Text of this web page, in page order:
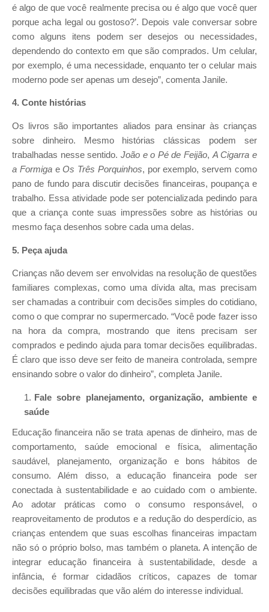
é algo de que você realmente precisa ou é algo que você quer
porque acha legal ou gostoso?’. Depois vale conversar sobre
como alguns itens podem ser desejos ou necessidades,
dependendo do contexto em que são comprados. Um celular,
por exemplo, é uma necessidade, enquanto ter o celular mais
moderno pode ser apenas um desejo”, comenta Janile.
4. Conte histórias
Os livros são importantes aliados para ensinar às crianças
sobre dinheiro. Mesmo histórias clássicas podem ser
trabalhadas nesse sentido. João e o Pé de Feijão, A Cigarra e
a FormigaeOs Três Porquinhos, por exemplo, servem como
pano de fundo para discutir decisões financeiras, poupança e
trabalho. Essa atividade pode ser potencializada pedindo para
que a criança conte suas impressões sobre as histórias ou
mesmo faça desenhos sobre cada uma delas.
5. Peça ajuda
Crianças não devem ser envolvidas na resolução de questões
familiares complexas, como uma dívida alta, mas precisam
ser chamadas a contribuir com decisões simples do cotidiano,
como o que comprar no supermercado. “Você pode fazer isso
na hora da compra, mostrando que itens precisam ser
comprados e pedindo ajuda para tomar decisões equilibradas.
É claro que isso deve ser feito de maneira controlada, sempre
ensinando sobre o valor do dinheiro”, completa Janile.
Fale sobre planejamento, organização, ambiente e
saúde
Educação financeira não se trata apenas de dinheiro, mas de
comportamento, saúde emocional e física, alimentação
saudável, planejamento, organização e bons hábitos de
consumo. Além disso, a educação financeira pode ser
conectada à sustentabilidade e ao cuidado com o ambiente.
Ao adotar práticas como o consumo responsável, o
reaproveitamento de produtos e a redução do desperdício, as
crianças entendem que suas escolhas financeiras impactam
não só o próprio bolso, mas também o planeta. A intenção de
integrar educação financeira à sustentabilidade, desde a
infância, é formar cidadãos críticos, capazes de tomar
decisões equilibradas que vão além do interesse individual.